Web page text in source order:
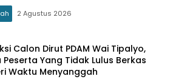
2 Agustus 2026
Calon Dirut PDAM Wai Tipalyo,
Peserta Yang Tidak Lulus Berkas
Waktu Menyanggah